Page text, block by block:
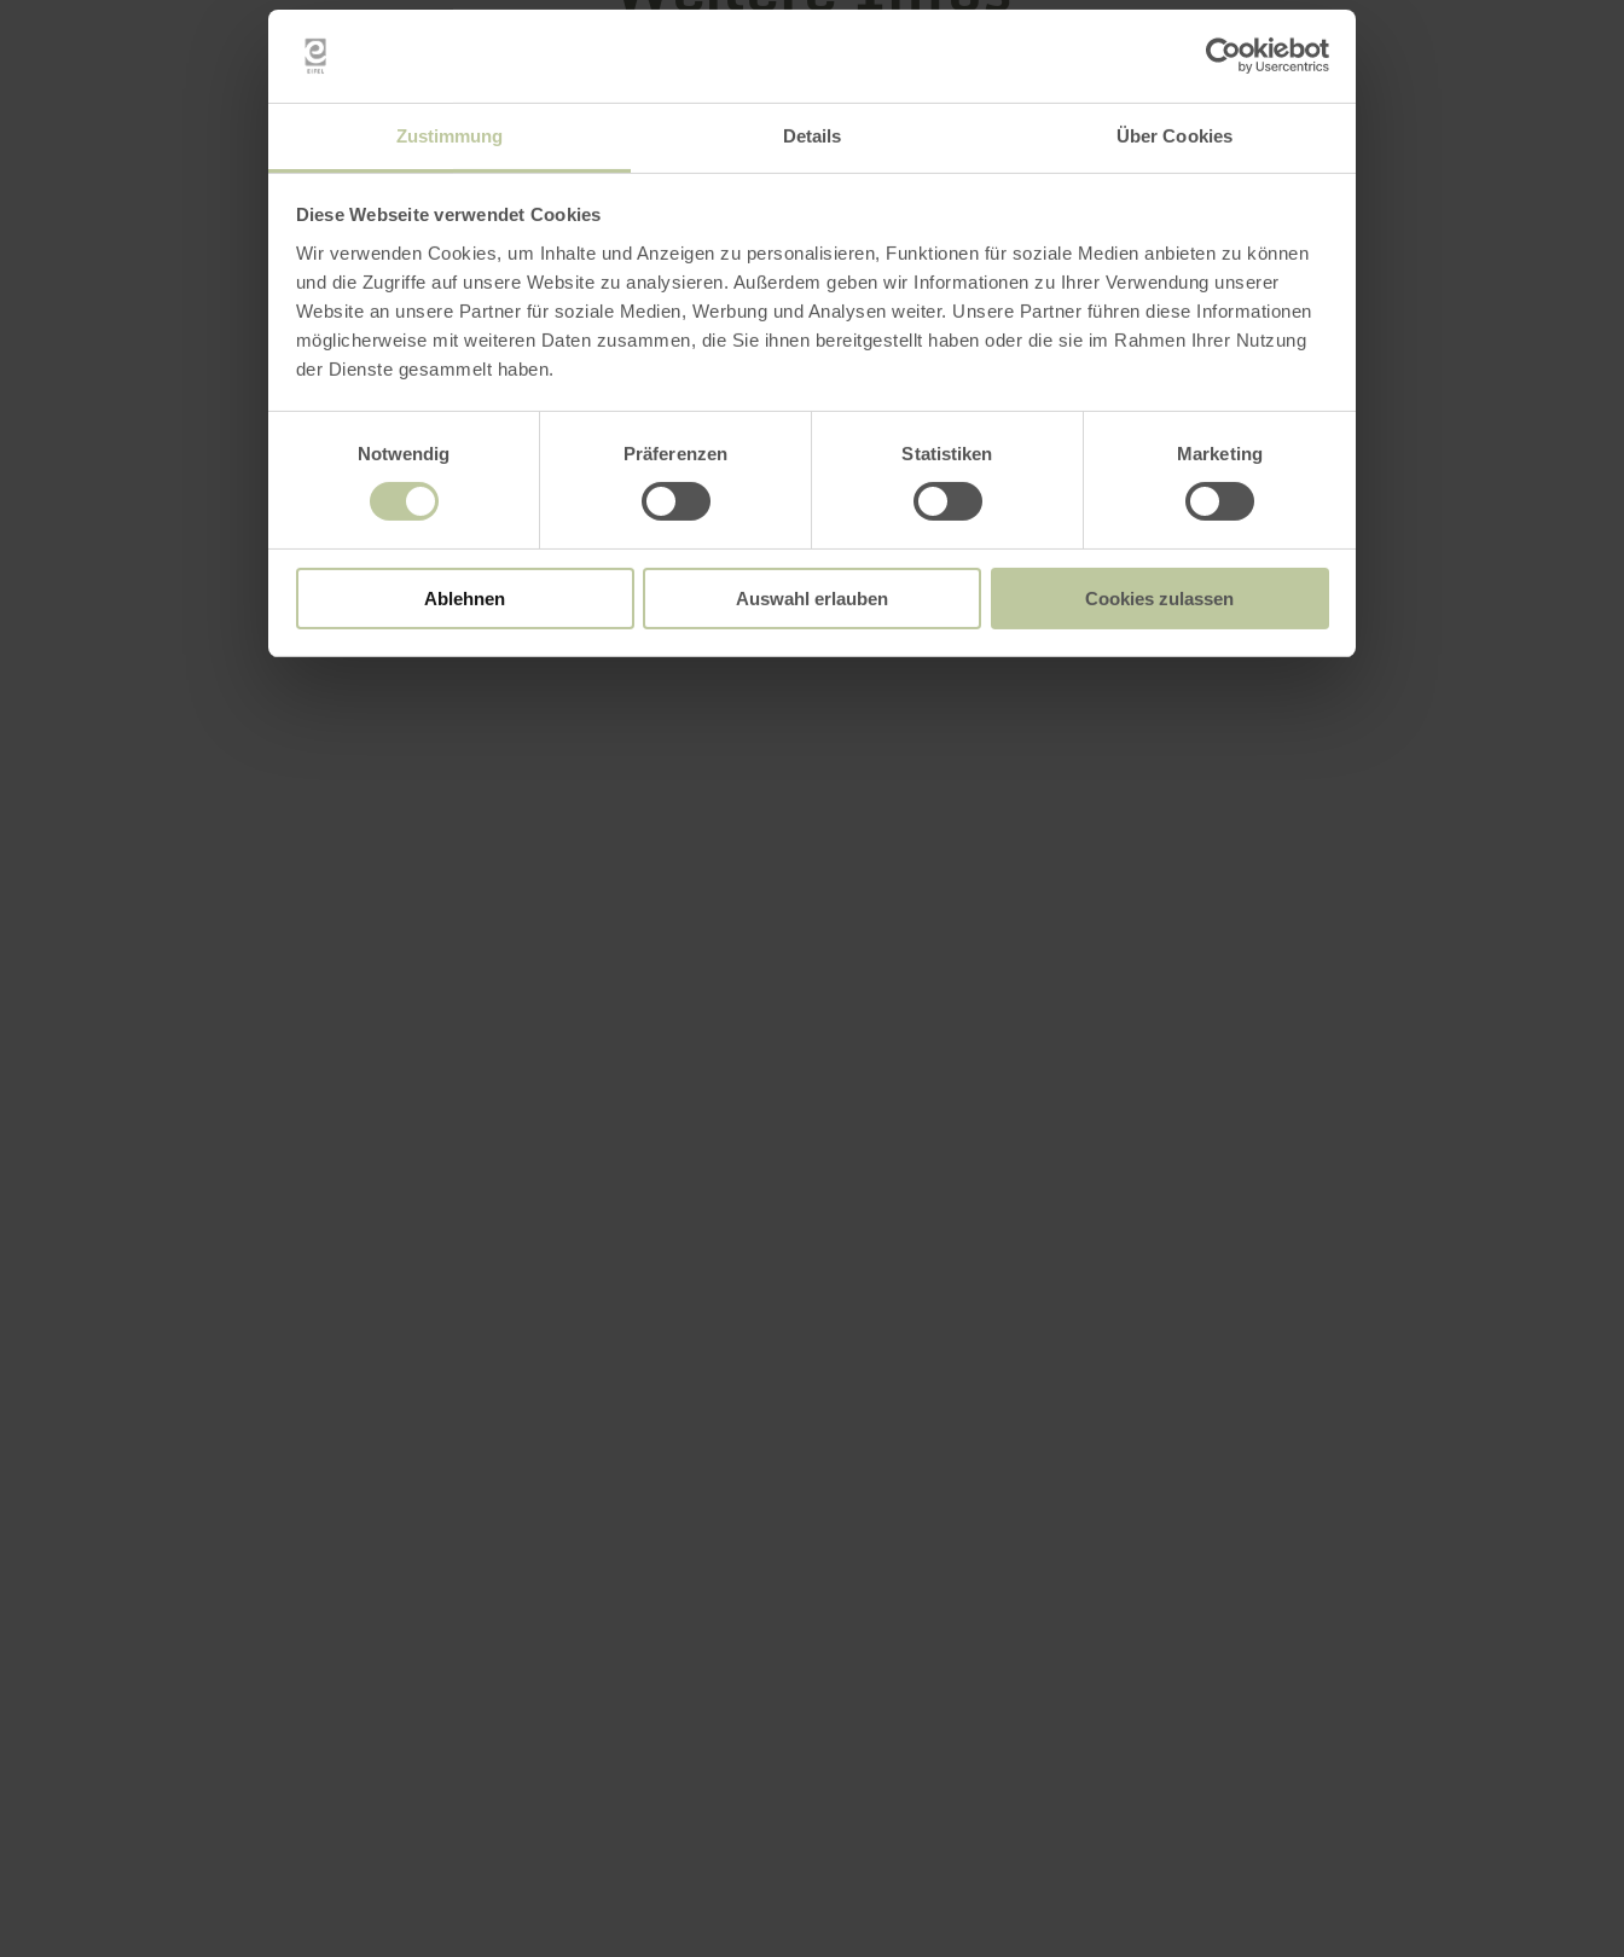
Zustimmung Details Über Cookies
Diese Webseite verwendet Cookies
Wir verwenden Cookies, um Inhalte und Anzeigen zu personalisieren, Funktionen für soziale Medien anbieten zu können
und die Zugriffe auf unsere Website zu analysieren. Außerdem geben wir Informationen zu Ihrer Verwendung unserer
Website an unsere Partner für soziale Medien, Werbung und Analysen weiter. Unsere Partner führen diese Informationen
möglicherweise mit weiteren Daten zusammen, die Sie ihnen bereitgestellt haben oder die sie im Rahmen Ihrer Nutzung
der Dienste gesammelt haben.
Notwendig
Präferenzen Statistiken Marketing
Ablehnen Auswahl erlauben Cookies zulassen
Ausstattungsmerkmale